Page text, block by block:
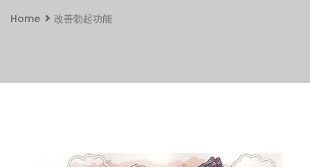
Home 改善勃起功能